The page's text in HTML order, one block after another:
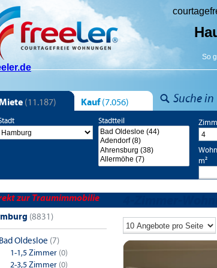
So
Suche
(11.187) Kauf (7.056)
Stadtteil
m²
zur Traumimmobilie
(8831)
Bad Oldesloe (7)
1-1,5 Zimmer (0)
2-3,5 Zimmer (0)